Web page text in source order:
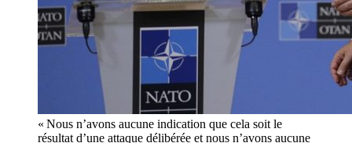
« Nous n’avons aucune indication que cela soit le
résultat d’une attaque délibérée et nous n’avons aucune